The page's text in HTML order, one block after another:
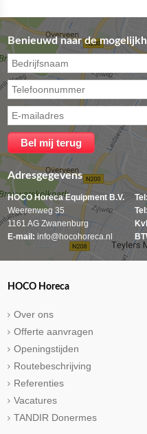
Benieuwd naar de
Adresgegevens
HOCO Horeca Equipment B.V.
Weerenweg 35
1161 AG Zwanenburg
E-mail: info@hocohoreca.nl
Tel:
HOCO Horeca
Over ons
Offerte aanvragen
Openingstijden
Routebeschrijving
Referenties
Vacatures
TANDIR Donermes